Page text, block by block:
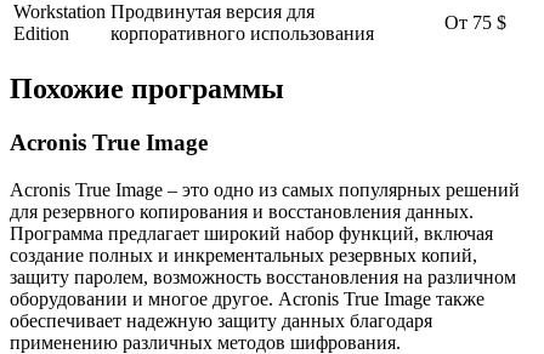
Workstation
Edition
Продвинутая версия для
корпоративного использования
От 75 $
Похожие программы
Acronis True Image
Acronis True Image – это одно из самых популярных решений
для резервного копирования и восстановления данных.
Программа предлагает широкий набор функций, включая
создание полных и инкрементальных резервных копий,
защиту паролем, возможность восстановления на различном
оборудовании и многое другое. Acronis True Image также
обеспечивает надежную защиту данных благодаря
применению различных методов шифрования.